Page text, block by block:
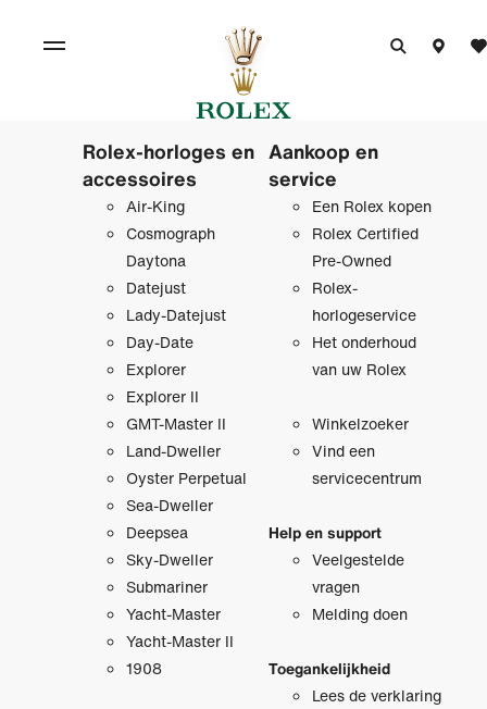
Rolex-horloges en
accessoires
Air-King
Cosmograph
Daytona
Datejust
Lady-Datejust
Day-Date
Explorer
Explorer II
GMT-Master II
Land-Dweller
Oyster Perpetual
Sea-Dweller
Deepsea
Sky-Dweller
Submariner
Yacht-Master
Yacht-Master II
1908
Aankoop en
service
Een Rolex kopen
Rolex Certified
Pre‑Owned
Rolex-
horlogeservice
Het onderhoud
van uw Rolex
Winkelzoeker
Vind een
servicecentrum
Help en support
Veelgestelde
vragen
Melding doen
Toegankelijkheid
Lees de verklaring